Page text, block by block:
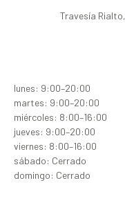
Travesía
lunes: 9:00–20:00
martes: 9:00–20:00
miércoles: 8:00–16:00
jueves: 9:00–20:00
viernes: 8:00–16:00
sábado: Cerrado
domingo: Cerrado